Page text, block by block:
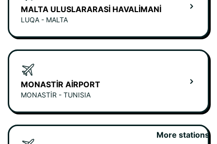
MALTA ULUSLARARASI HAVALIMANI
LUQA - MALTA
MONASTIR AIRPORT
MONASTIR - TUNISIA
More stations